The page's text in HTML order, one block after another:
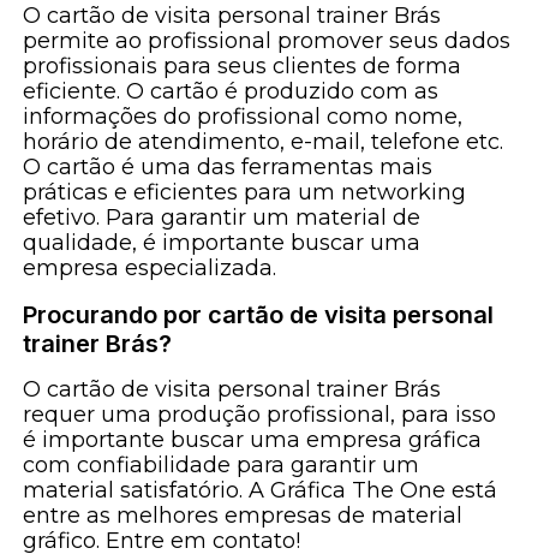
O cartão de visita personal trainer Brás
permite ao profissional promover seus dados
profissionais para seus clientes de forma
eficiente. O cartão é produzido com as
informações do profissional como nome,
horário de atendimento, e-mail, telefone etc.
O cartão é uma das ferramentas mais
práticas e eficientes para um networking
efetivo. Para garantir um material de
qualidade, é importante buscar uma
empresa especializada.
Procurando por cartão de visita personal
trainer Brás?
O cartão de visita personal trainer Brás
requer uma produção profissional, para isso
é importante buscar uma empresa gráfica
com confiabilidade para garantir um
material satisfatório. A Gráfica The One está
entre as melhores empresas de material
gráfico. Entre em contato!